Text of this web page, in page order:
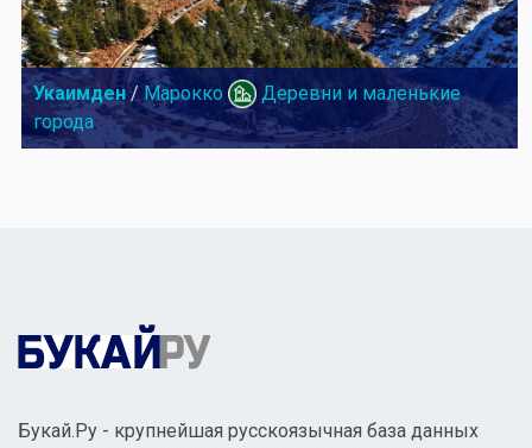
Укаимден/ Марокко
Деревни и маленькие
города
Букай.Ру - крупнейшая русскоязычная база данных